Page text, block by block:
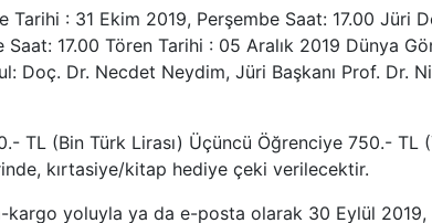
: 31 Ekim 2019, Perşembe Saat: 17.00 Jüri
17.00 Tören Tarihi : 05 Aralık 2019 Dünya
Doç. Dr. Necdet Neydim, Jüri Başkanı Prof. Dr.
TL (Bin Türk Lirası) Üçüncü Öğrenciye 750.- TL
kırtasiye/kitap hediye çeki verilecektir.
yoluyla ya da e-posta olarak 30 Eylül 2019,